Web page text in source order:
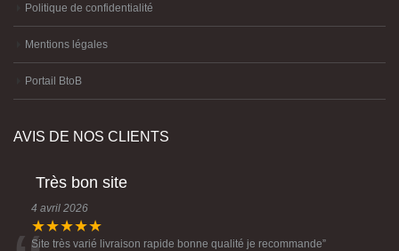
Politique de confidentialité
Mentions légales
Portail BtoB
AVIS DE NOS CLIENTS
Très bon site
4 avril 2026
★★★★★
Site très varié livraison rapide bonne qualité je recommande”